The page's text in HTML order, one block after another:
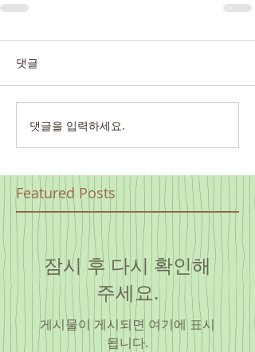
댓글
댓글을 입력하세요.
Featured Posts
잠시 후 다시 확인해
주세요.
게시물이 게시되면 여기에 표시
됩니다.